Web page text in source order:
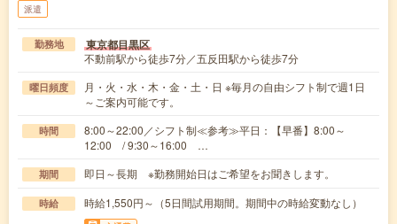
派遣
勤務地 東京都目黒区
不動前駅から徒歩7分／五反田駅から徒歩7分
曜日頻度
月・火・水・木・金・土・日 ※毎月の自由シフト制で週1日
～ご案内可能です。
時間
8:00～22:00／シフト制≪参考≫平日：【早番】8:00～
12:00 / 9:30～16:00 …
期間 即日～長期 ※勤務開始日はご希望をお聞きします。
時給 時給1,550円～（5日間試用期間。期間中の時給変動なし）